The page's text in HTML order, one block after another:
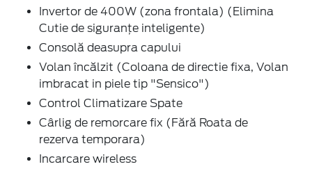
Invertor de 400W (zona frontala) (Elimina
Cutie de siguranțe inteligente)
Consolă deasupra capului
Volan încălzit (Coloana de directie fixa, Volan
imbracat in piele tip "Sensico")
Control Climatizare Spate
Cârlig de remorcare fix (Fără Roata de
rezerva temporara)
Incarcare wireless